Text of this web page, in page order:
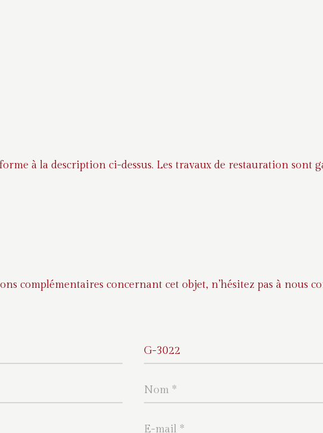
à la description ci-dessus. Les travaux de restauration
complémentaires concernant cet objet, n’hésitez pas à nous